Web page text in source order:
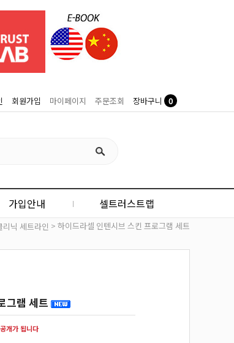
회원가입 마이페이지 주문조회 장바구니 0
가입안내 셀트러스트랩
리닉 세트라인 > 하이드라셀 인텐시브 스킨 프로그램 세트
그램 세트
개가 됩니다